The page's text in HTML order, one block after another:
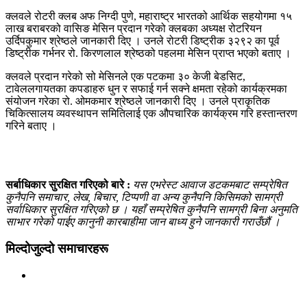
क्लवले रोटरी क्लब अफ निग्दी पुणे, महाराष्ट्र भारतको आर्थिक सहयोगमा १५
लाख बराबरको वासिङ मेसिन प्रदान गरेको क्लबका अध्यक्ष रोटरियन
उर्दिपकुमार श्रेष्ठले जानकारी दिए । उनले रोटरी डिष्ट्रीक ३२९२ का पूर्व
डिष्ट्रीक गर्भनर रो. किरणलाल श्रेष्ठको पहलमा मेसिन प्राप्त भएको बताए ।
क्लवले प्रदान गरेको सो मेसिनले एक पटकमा ३० केजी बेडसिट,
टावेललगायतका कपडाहरु धुन र सफाई गर्न सक्ने क्षमता रहेको कार्यक्रमका
संयोजन गरेका रो. ओमकमार श्रेष्ठले जानकारी दिए । उनले प्राकृतिक
चिकित्सालय व्यवस्थापन समितिलाई एक औपचारिक कार्यक्रम गरि हस्तान्तरण
गरिने बताए ।
सर्बाधिकार सुरक्षित गरिएको बारे : यस एभरेस्ट आवाज डटकमबाट सम्प्रेषित
कुनैपनि समाचार, लेख, बिचार, टिप्पणी वा अन्य कुनैपनि किसिमको सामग्री
सर्वाधिकार सुरक्षित गरिएको छ । यहाँ सम्प्रेषित कुनैपनि सामग्री बिना अनुमति
साभार गरेको पाईए कानुनी कारबाहीमा जान बाध्य हुने जानकारी गराउँछौं ।
मिल्दोजुल्दो समाचारहरू